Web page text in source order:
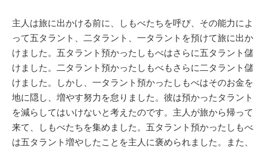
主人は旅に出かける前に、しもべたちを呼び、その能力によ
って五タラント、二タラント、一タラントを預けて旅に出か
けました。五タラント預かったしもべはさらに五タラント儲
けました。二タラント預かったしもべもさらに二タラント儲
けました。しかし、一タラント預かったしもべはそのお金を
地に隠し、増やす努力を怠りました。彼は預かったタラント
を減らしてはいけないと考えたのです。主人が旅から帰って
来て、しもべたちを集めました。五タラント預かったしもべ
は五タラント増やしたことを主人に褒められました。また、